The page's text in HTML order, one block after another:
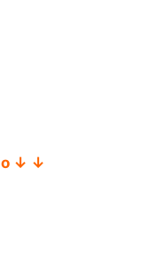
↓ ↓